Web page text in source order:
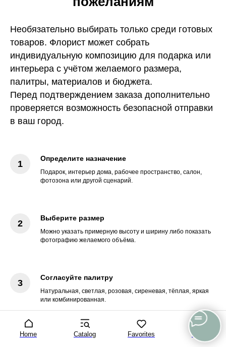
Home Catalog Favorites Cart
Необязательно выбирать только среди готовых
товаров. Флорист может собрать
индивидуальную композицию для подарка или
интерьера с учётом желаемого размера,
палитры, материалов и бюджета.
Перед подтверждением заказа дополнительно
проверяется возможность безопасной отправки
в ваш город.
Определите назначение
Подарок, интерьер дома, рабочее пространство, салон,
фотозона или другой сценарий.
Выберите размер
Можно указать примерную высоту и ширину либо показать
фотографию желаемого объёма.
Согласуйте палитру
Натуральная, светлая, розовая, сиреневая, тёплая, яркая
или комбинированная.
Согласуйте палитру